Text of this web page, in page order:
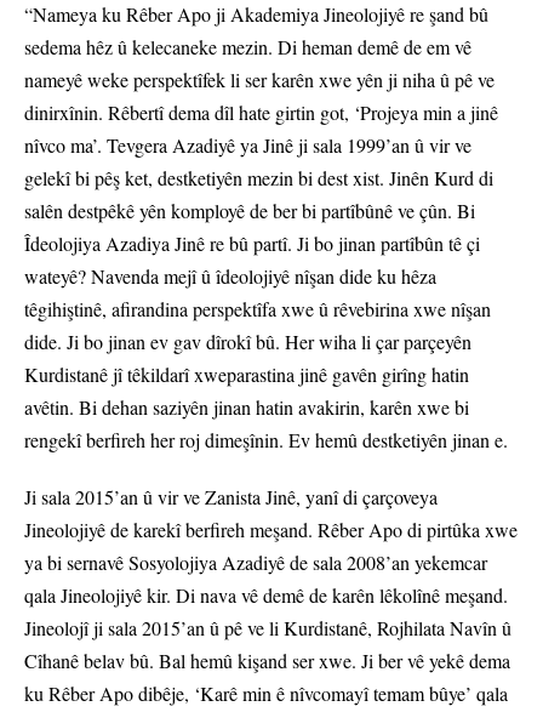
“Nameya ku Rêber Apo ji Akademiya Jineolojiyê re şand bû
sedema hêz û kelecaneke mezin. Di heman demê de em vê
nameyê weke perspektîfek li ser karên xwe yên ji niha û pê ve
dinirxînin. Rêbertî dema dîl hate girtin got, ‘Projeya min a jinê
nîvco ma’. Tevgera Azadiyê ya Jinê ji sala 1999’an û vir ve
gelekî bi pêş ket, destketiyên mezin bi dest xist. Jinên Kurd di
salên destpêkê yên komployê de ber bi partîbûnê ve çûn. Bi
Îdeolojiya Azadiya Jinê re bû partî. Ji bo jinan partîbûn tê çi
wateyê? Navenda mejî û îdeolojiyê nîşan dide ku hêza
têgihiştinê, afirandina perspektîfa xwe û rêvebirina xwe nîşan
dide. Ji bo jinan ev gav dîrokî bû. Her wiha li çar parçeyên
Kurdistanê jî têkildarî xweparastina jinê gavên girîng hatin
avêtin. Bi dehan saziyên jinan hatin avakirin, karên xwe bi
rengekî berfireh her roj dimeşînin. Ev hemû destketiyên jinan e.
Ji sala 2015’an û vir ve Zanista Jinê, yanî di çarçoveya
Jineolojiyê de karekî berfireh meşand. Rêber Apo di pirtûka xwe
ya bi sernavê Sosyolojiya Azadiyê de sala 2008’an yekemcar
qala Jineolojiyê kir. Di nava vê demê de karên lêkolînê meşand.
Jineolojî ji sala 2015’an û pê ve li Kurdistanê, Rojhilata Navîn û
Cîhanê belav bû. Bal hemû kişand ser xwe. Ji ber vê yekê dema
ku Rêber Apo dibêje, ‘Karê min ê nîvcomayî temam bûye’ qala